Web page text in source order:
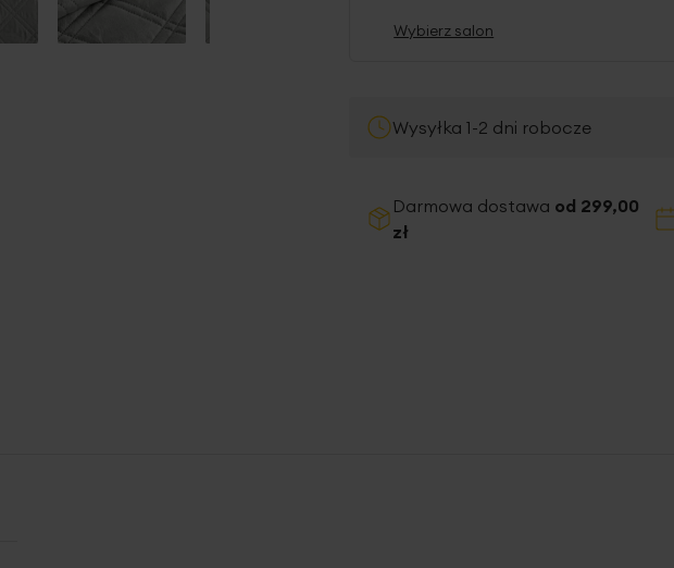
Wybierz salon
Wysyłka 1-2 dni robocze
Darmowa dostawa od 299,00
zł